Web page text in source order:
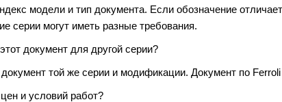
модели и тип документа. Если обозначение
серии могут иметь разные требования.
документ для другой серии?
той же серии и модификации. Документ по
и условий работ?